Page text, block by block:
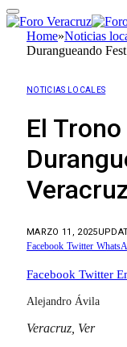
Home»Noticias
Durangueando
NOTICIAS LOCALES
El
MARZO 11, 2025
Facebook Twitter
Facebook Twitter
Alejandro Ávila
Veracruz, Ver